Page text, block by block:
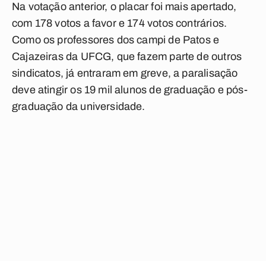
Na votação anterior, o placar foi mais apertado,
com 178 votos a favor e 174 votos contrários.
Como os professores dos campi de Patos e
Cajazeiras da UFCG, que fazem parte de outros
sindicatos, já entraram em greve, a paralisação
deve atingir os 19 mil alunos de graduação e pós-
graduação da universidade.